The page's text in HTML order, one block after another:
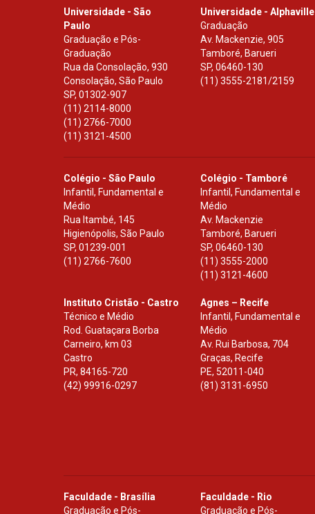
Universidade - São
Paulo
Graduação e Pós-
Graduação
Rua da Consolação, 930
Consolação, São Paulo
SP, 01302-907
(11) 2114-8000
(11) 2766-7000
(11) 3121-4500
Universidade - Alphaville
Graduação
Av. Mackenzie, 905
Tamboré, Barueri
SP,06460-130
(11) 3555-2181/2159
Colégio - São Paulo
Infantil, Fundamental e
Médio
Rua Itambé, 145
Higienópolis, São Paulo
SP, 01239-001
(11) 2766-7600
Colégio - Tamboré
Infantil, Fundamental e
Médio
Av. Mackenzie
Tamboré, Barueri
SP,06460-130
(11) 3555-2000
(11) 3121-4600
Instituto Cristão - Castro
Técnico e Médio
Rod. Guataçara Borba
Carneiro, km 03
Castro
PR, 84165-720
(42) 99916-0297
Agnes – Recife
Infantil, Fundamental e
Médio
Av. Rui Barbosa, 704
Graças, Recife
PE, 52011-040
(81) 3131-6950
Faculdade - Brasília
Graduação e Pós-
Faculdade - Rio
Graduação e Pós-